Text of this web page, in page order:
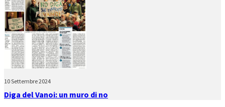
10 Settembre 2024
Diga del Vanoi: un muro di no